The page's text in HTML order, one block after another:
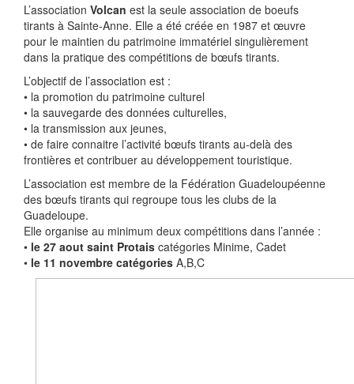
L’association Volcan est la seule association de boeufs
tirants à Sainte-Anne. Elle a été créée en 1987 et œuvre
pour le maintien du patrimoine immatériel singulièrement
dans la pratique des compétitions de bœufs tirants.
L’objectif de l’association est :
• la promotion du patrimoine culturel
• la sauvegarde des données culturelles,
• la transmission aux jeunes,
• de faire connaitre l’activité bœufs tirants au-delà des
frontières et contribuer au développement touristique.
L’association est membre de la Fédération Guadeloupéenne
des bœufs tirants qui regroupe tous les clubs de la
Guadeloupe.
Elle organise au minimum deux compétitions dans l’année :
• le 27 aout saint Protais catégories Minime, Cadet
• le 11 novembre catégories A,B,C